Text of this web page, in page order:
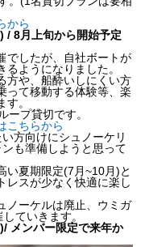
から
/ 8月上旬から開始予定
でしたが、自社ボートが
ようになりました。
方や、船酔いしにくい方
って移動する体験等、楽
。
ープ貸切です。
こちらから
方向けにシュノーケリ
も準備しようと思って
い夏期限定(7月~10月)と
レスが少なく快適に楽し
ノーケルは廃止、ウミガ
ていきます。
メンバー限定で来年か